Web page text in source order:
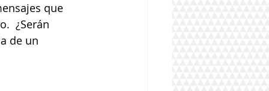
que
¿Serán
de un